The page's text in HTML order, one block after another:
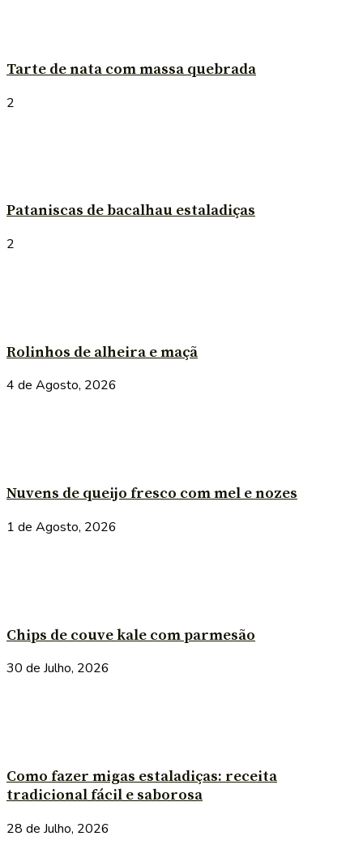
Tarte de nata com massa quebrada
2
Pataniscas de bacalhau estaladiças
2
Rolinhos de alheira e maçã
4 de Agosto, 2026
Nuvens de queijo fresco com mel e nozes
1 de Agosto, 2026
Chips de couve kale com parmesão
30 de Julho, 2026
Como fazer migas estaladiças: receita
tradicional fácil e saborosa
28 de Julho, 2026